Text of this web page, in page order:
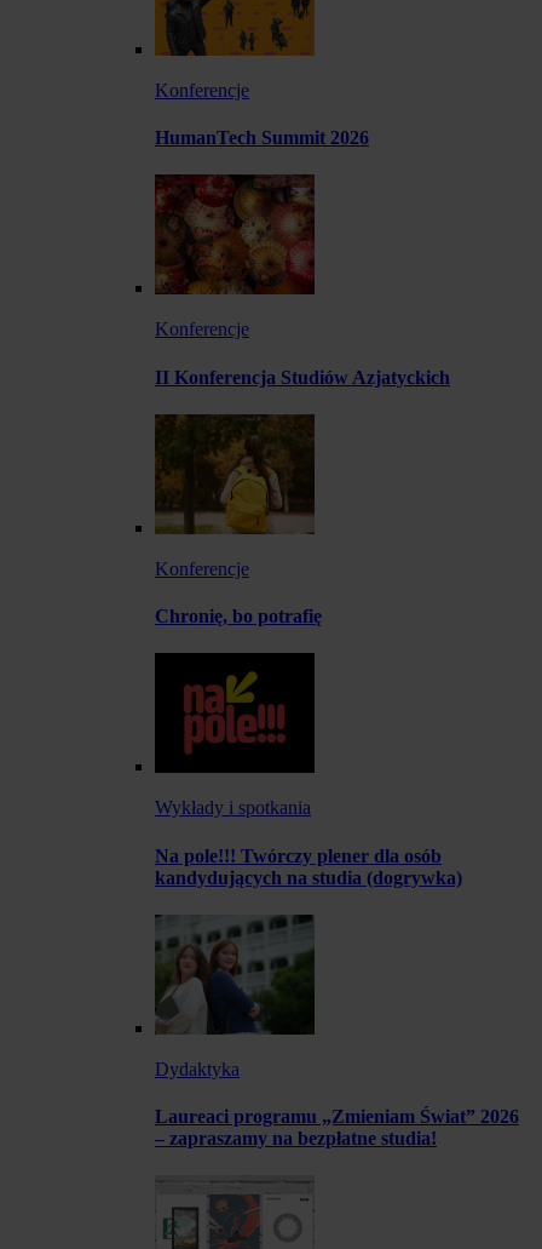
Konferencje
HumanTech Summit 2026
Konferencje
II Konferencja Studiów Azjatyckich
Konferencje
Chronię, bo potrafię
Wykłady i spotkania
Na pole!!! Twórczy plener dla osób
kandydujących na studia (dogrywka)
Dydaktyka
Laureaci programu „Zmieniam Świat” 2026
– zapraszamy na bezpłatne studia!